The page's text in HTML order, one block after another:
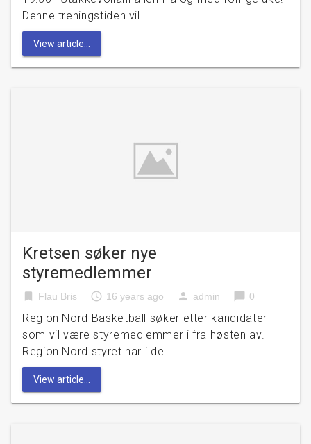
Denne treningstiden vil …
View article...
Kretsen søker nye
styremedlemmer
bookmark Flau Bris access_time 16 years ago person admin chat_bubble 0
Region Nord Basketball søker etter kandidater
som vil være styremedlemmer i fra høsten av.
Region Nord styret har i de …
View article...